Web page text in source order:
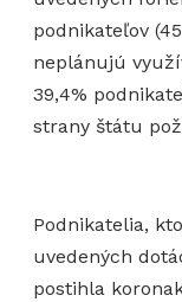
podnikateľov
neplánujú
39,4%
strany štátu
Podnikatelia,
uvedených
postihla